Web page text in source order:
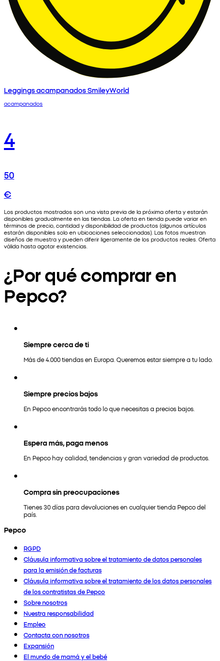
Leggings acampanados SmileyWorld
acampanados
4
50
€
Los productos mostrados son una vista previa de la próxima oferta y estarán
disponibles gradualmente en las tiendas. La oferta en tienda puede variar en
términos de precio, cantidad y disponibilidad de productos (algunos artículos
estarán disponibles solo en ubicaciones seleccionadas). Las fotos muestran
diseños de muestra y pueden diferir ligeramente de los productos reales. Oferta
válida hasta agotar existencias.
¿Por qué comprar en
Pepco?
Siempre cerca de ti
Más de 4.000 tiendas en Europa. Queremos estar siempre a tu lado.
Siempre precios bajos
En Pepco encontrarás todo lo que necesitas a precios bajos.
Espera más, paga menos
En Pepco hay calidad, tendencias y gran variedad de productos.
Compra sin preocupaciones
Tienes 30 días para devoluciones en cualquier tienda Pepco del
país.
Pepco
RGPD
Cláusula informativa sobre el tratamiento de datos personales
para la emisión de facturas
Cláusula informativa sobre el tratamiento de los datos personales
de los contratistas de Pepco
Sobre nosotros
Nuestra responsabilidad
Empleo
Contacta con nosotros
Expansión
El mundo de mamá y el bebé